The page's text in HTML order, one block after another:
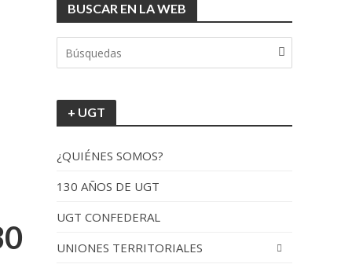
por España
BUSCAR EN LA WEB
+ UGT
¿QUIÉNES SOMOS?
130 AÑOS DE UGT
UGT CONFEDERAL
UNIONES TERRITORIALES